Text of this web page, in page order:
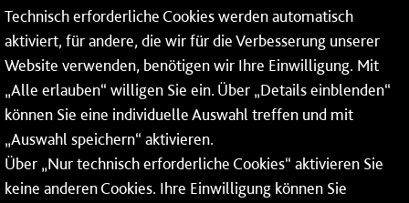
* Montags bis freitags bis 7 und ab 18 Uhr sowie an
Wochenenden und Feiertagen ganztags werden Ihre
Anrufe je nach Themenauswahl an ein Callcenter des
RMV oder von nextbike weitergeleitet. Dort erhalten Sie
ausschließlich Auskünfte zum Fahrplan bzw. zu
meinRad.
Technisch erforderliche Cookies werden automatisch
aktiviert, für andere, die wir für die Verbesserung unserer
Website verwenden, benötigen wir Ihre Einwilligung. Mit
„Alle erlauben“ willigen Sie ein. Über „Details einblenden“
können Sie eine individuelle Auswahl treffen und mit
„Auswahl speichern“ aktivieren.
Über „Nur technisch erforderliche Cookies“ aktivieren Sie
keine anderen Cookies. Ihre Einwilligung können Sie